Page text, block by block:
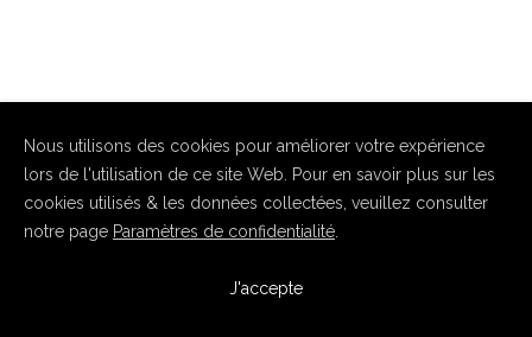
Nous utilisons des cookies pour améliorer votre expérience
lors de l'utilisation de ce site Web. Pour en savoir plus sur les
cookies utilisés & les données collectées, veuillez consulter
notre page Paramètres de confidentialité
J'accepte